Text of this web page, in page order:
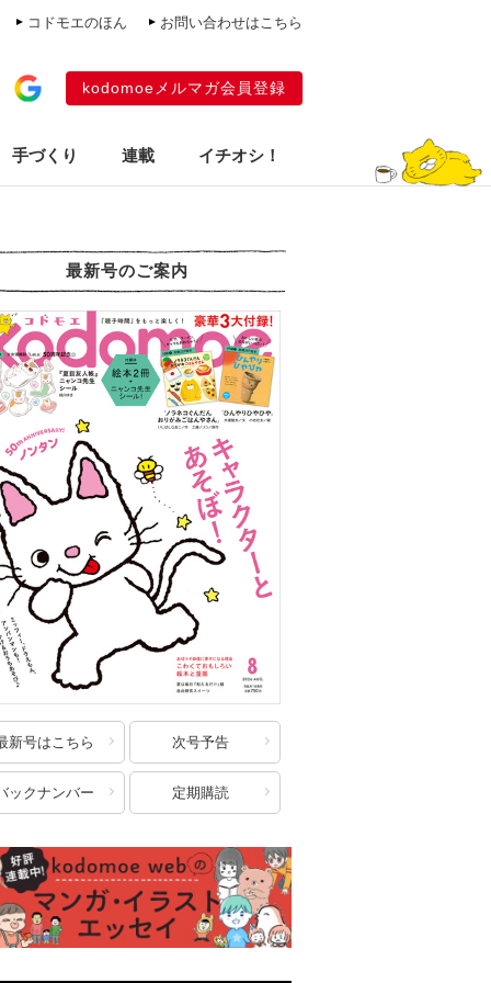
コドモエのほん お問い合わせはこちら
kodomoeメルマガ会員登録
手づくり 連載 イチオシ！
最新号のご案内
新号はこちら 次号予告
ックナンバー 定期購読